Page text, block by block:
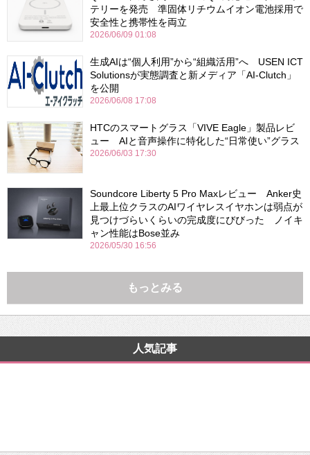
テリーを発売 準固体リチウムイオン電池採用で
安全性と携帯性を両立
2026/06/09 01:08
生成AIは“個人利用”から“組織活用”へ USEN ICT
Solutionsが実態調査と新メディア「AI-Clutch」
を公開
2026/06/08 17:08
HTCのスマートグラス「VIVE Eagle」製品レビ
ュー AIと音声操作に特化した“日常使い”グラス
2026/06/03 17:30
Soundcore Liberty 5 Pro Maxレビュー Anker史
上最上位クラスのAIワイヤレスイヤホンは弱点が
見つけづらいくらいの完成度にびびった ノイキ
ャン性能はBose並み
2026/05/30 16:56
もっとみる
人気記事